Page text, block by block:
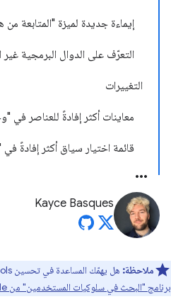
إيماءة جديدة لميزة "المتابعة من
التعرّف على الدوال البرمجية غير
التغييرات
معاينات أكثر إفادةً للعناصر في
قائمة اختيار سياق أكثر إفادةً
Kayce Basques
ملاحظة: هل يهمّك المساعدة في تحسين DevTools؟ يمكنك الاشتراك للمشاركة في
برنامج "البحث في سلوكيات المستخدمين" من Google هنا